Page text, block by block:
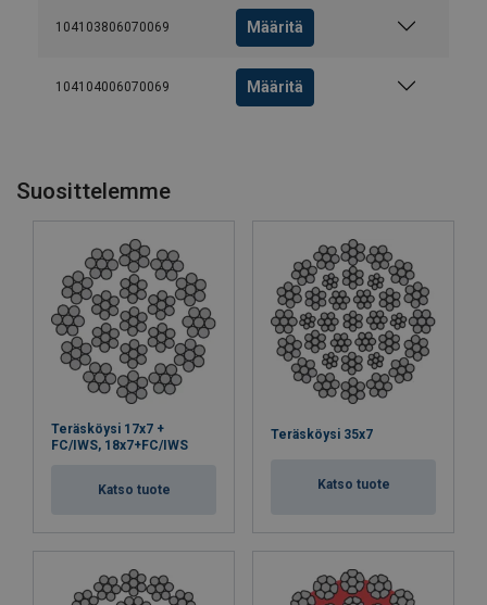
104103806070069 Määritä
104104006070069 Määritä
Suosittelemme
Teräsköysi 17x7 +
FC/IWS, 18x7+FC/IWS
Katso tuote
Teräsköysi 35x7
Katso tuote